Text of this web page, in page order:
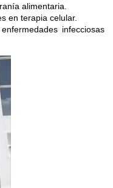
alimentaria.
en terapia celular.
infecciosas